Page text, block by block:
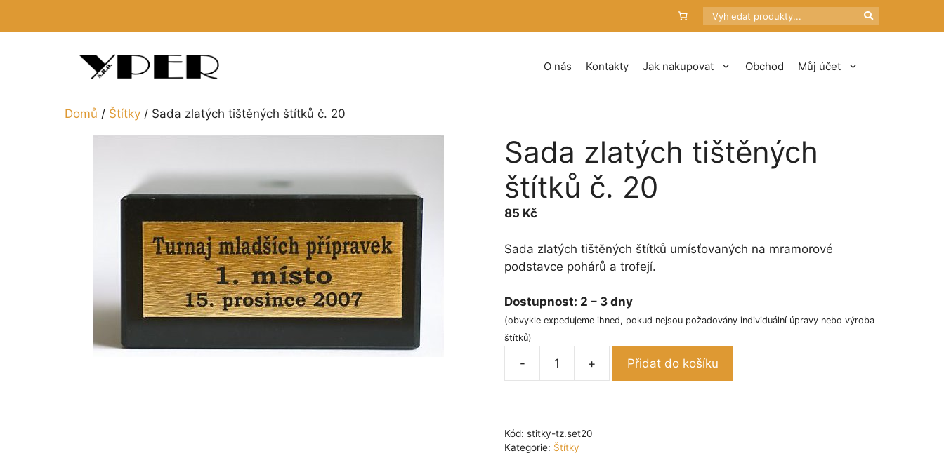
Hledat
O nás Kontakty Jak nakupovat Obchod Můj účet
Domů / Štítky / Sada zlatých tištěných štítků č. 20
Sada zlatých tištěných
štítků č. 20
85 Kč
Sada zlatých tištěných štítků umísťovaných na mramorové
podstavce pohárů a trofejí.
Dostupnost: 2 – 3 dny
(obvykle expedujeme ihned, pokud nejsou požadovány individuální úpravy nebo výroba
štítků)
-
tištěných
č.
+ Přidat do košíku
Kód:stitky-tz.set20
Kategorie: Štítky